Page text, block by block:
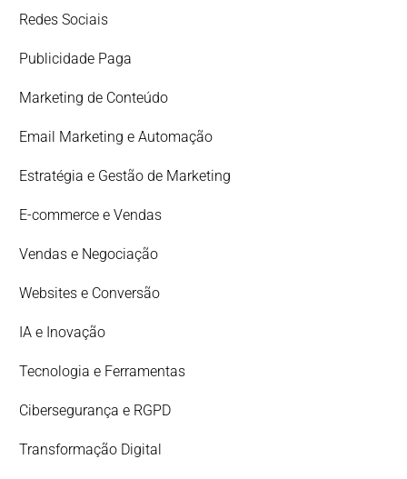
Redes Sociais
Publicidade Paga
Marketing de Conteúdo
Email Marketing e Automação
Estratégia e Gestão de Marketing
E-commerce e Vendas
Vendas e Negociação
Websites e Conversão
IA e Inovação
Tecnologia e Ferramentas
Cibersegurança e RGPD
Transformação Digital